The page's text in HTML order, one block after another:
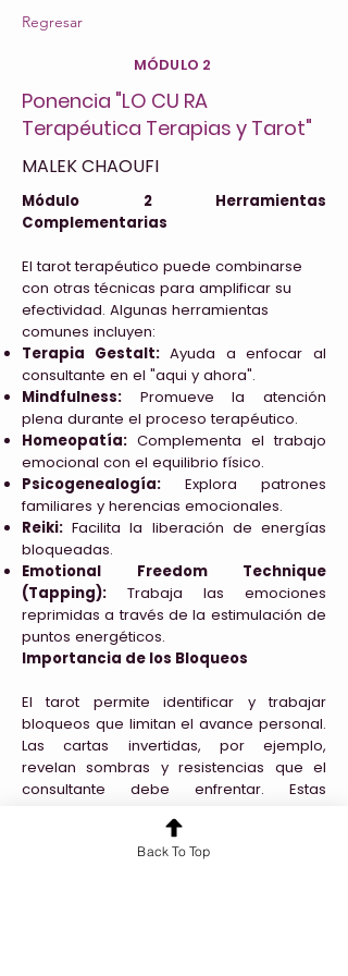
Regresar
MÓDULO 2
Ponencia "LO CU RA
Terapéutica Terapias y Tarot"
MALEK CHAOUFI
Módulo 2 Herramientas
Complementarias
El tarot terapéutico puede combinarse
con otras técnicas para amplificar su
efectividad. Algunas herramientas
comunes incluyen:
Terapia Gestalt:Ayuda a enfocar al
consultante en el "aqui y ahora".
Mindfulness: Promueve la atención
plena durante el proceso terapéutico.
Homeopatía: Complementa el trabajo
emocional con el equilibrio físico.
Psicogenealogía: Explora patrones
familiares y herencias emocionales.
Reiki: Facilita la liberación de energías
bloqueadas.
Emotional Freedom Technique
(Tapping): Trabaja las emociones
reprimidas a través de la estimulación de
puntos energéticos.
Importancia de los Bloqueos
El tarot permite identificar y trabajar
bloqueos que limitan el avance personal.
Las cartas invertidas, por ejemplo,
revelan sombras y resistencias que el
consultante debe enfrentar. Estas
Miedos no resueltos.
Creencias limitantes.Back To Top